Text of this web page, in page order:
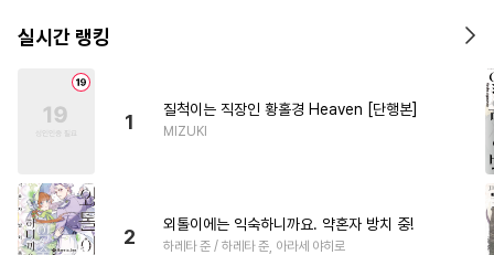
실시간 랭킹
1
질척이는 직장인 황홀경 Heaven [단행본]
MIZUKI
2
외톨이에는 익숙하니까요. 약혼자 방치 중!
하레타 준 / 하레타 준, 아라세 야히로